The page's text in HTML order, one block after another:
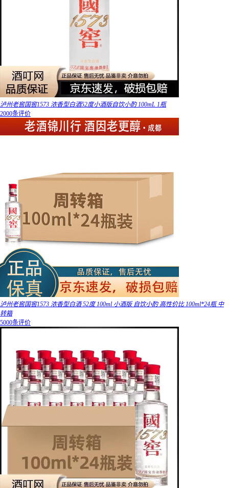
泸州老窖国窖1573 浓香型白酒52度小酒版自饮小酌 100mL 1瓶
2000条评价
泸州老窖国窖1573 浓香型白酒 52度 100ml 小酒版 自饮小酌 高性价比 100ml*24瓶 中
转箱
5000条评价